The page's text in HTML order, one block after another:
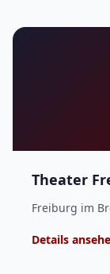
Theater
Freiburg im
Details